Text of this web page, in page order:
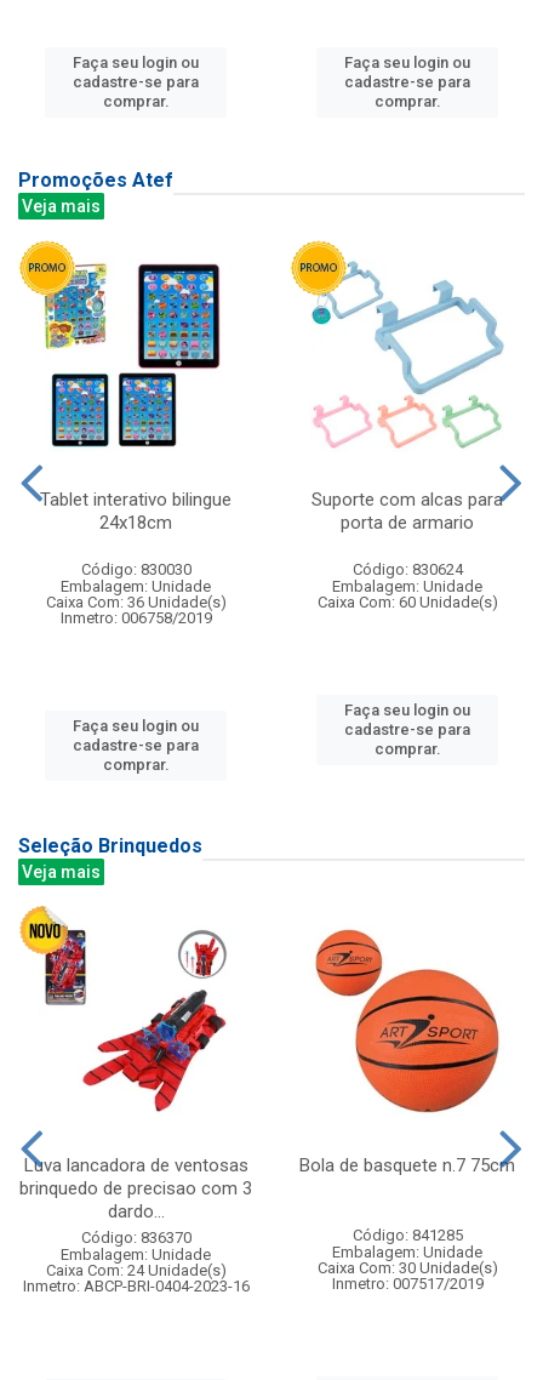
Faça seu login ou
cadastre-se para
comprar.
Faça seu login ou
cadastre-se para
comprar.
Promoções Atef
Veja mais
Tablet interativo bilingue
24x18cm
Código: 830030
Embalagem: Unidade
Caixa Com: 36 Unidade(s)
Inmetro: 006758/2019
Faça seu login ou
cadastre-se para
comprar.
Suporte com alcas para
porta de armario
Código: 830624
Embalagem: Unidade
Caixa Com: 60 Unidade(s)
Faça seu login ou
cadastre-se para
comprar.
Seleção Brinquedos
Veja mais
Luva lancadora de ventosas
brinquedo de precisao com 3
dardo...
Código: 836370
Embalagem: Unidade
Caixa Com: 24 Unidade(s)
Inmetro: ABCP-BRI-0404-2023-16
Bola de basquete n.7 75cm
Código: 841285
Embalagem: Unidade
Caixa Com: 30 Unidade(s)
Inmetro: 007517/2019